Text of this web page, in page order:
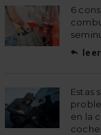
6

Estas
en la
coche